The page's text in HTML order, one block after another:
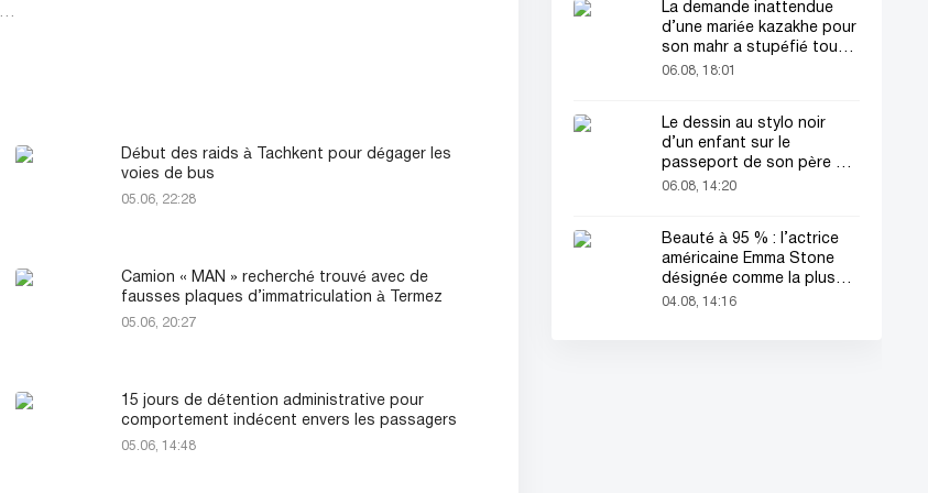
Début des raids à Tachkent pour dégager les
voies de bus
05.06, 22:28
Camion « MAN » recherché trouvé avec de
fausses plaques d’immatriculation à Termez
05.06, 20:27
15 jours de détention administrative pour
comportement indécent envers les passagers
05.06, 14:48
La demande inattendue
d’une mariée kazakhe pour
son mahr a stupéfié tout
le monde
06.08, 18:01
Le dessin au stylo noir
d’un enfant sur le
passeport de son père a
attiré tous les regards
06.08, 14:20
Beauté à 95 % : l’actrice
américaine Emma Stone
désignée comme la plus
belle femme du monde !
04.08, 14:16